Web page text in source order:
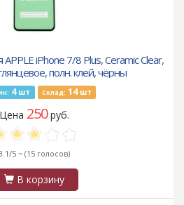
iPhone 7/8 Plus, Ceramic Clear,
полн. клей, чёрны
4шт Склад: 14шт
Цена 250руб.
5 ~(15 голосов)
В корзину